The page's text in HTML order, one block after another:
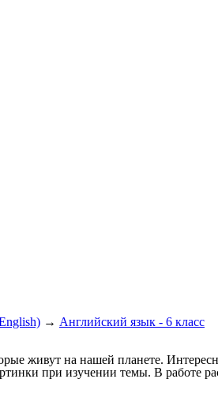
→ Английский язык - 6 класс
живут на нашей планете.
при изучении темы. В